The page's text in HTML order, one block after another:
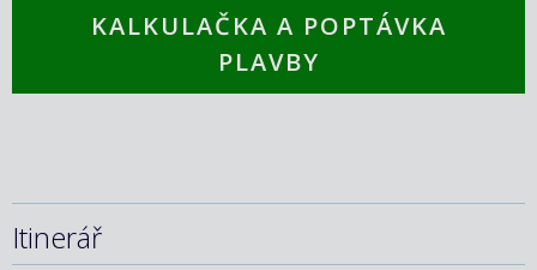
KALKULAČKA A POPTÁVKA
PLAVBY
Itinerář